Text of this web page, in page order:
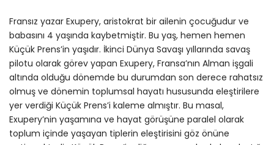
Fransız yazar Exupery, aristokrat bir ailenin çocuğudur ve
babasını 4 yaşında kaybetmiştir. Bu yaş, hemen hemen
Küçük Prens’in yaşıdır. İkinci Dünya Savaşı yıllarında savaş
pilotu olarak görev yapan Exupery, Fransa’nın Alman işgali
altında olduğu dönemde bu durumdan son derece rahatsız
olmuş ve dönemin toplumsal hayatı hususunda eleştirilere
yer verdiği Küçük Prens’i kaleme almıştır. Bu masal,
Exupery’nin yaşamına ve hayat görüşüne paralel olarak
toplum içinde yaşayan tiplerin eleştirisini göz önüne